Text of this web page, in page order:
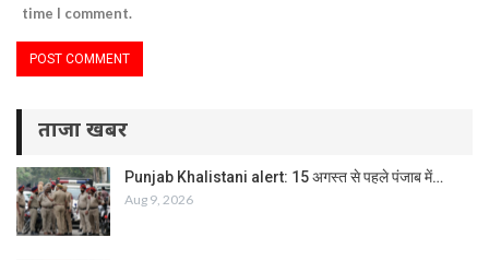
time I comment.
ताजा खबर
Punjab Khalistani alert: 15 अगस्त से पहले पंजाब में…
Aug 9, 2026